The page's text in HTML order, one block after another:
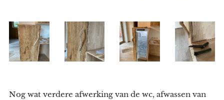
Nog wat verdere afwerking van de wc, afwassen van